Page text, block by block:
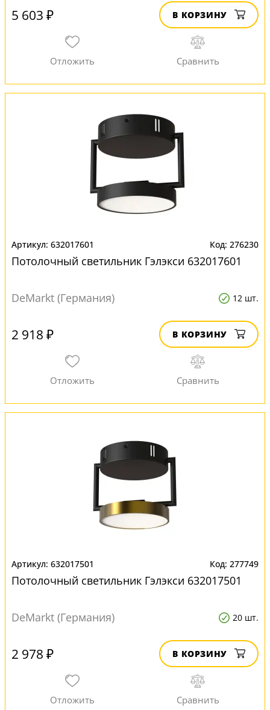
5 603 ₽ В КОРЗИНУ
632017601 276230
Потолочный светильник Гэлэкси 632017601
DeMarkt (Германия) 12 шт.
2 918 ₽ В КОРЗИНУ
632017501 277749
Потолочный светильник Гэлэкси 632017501
DeMarkt (Германия) 20 шт.
2 978 ₽ В КОРЗИНУ